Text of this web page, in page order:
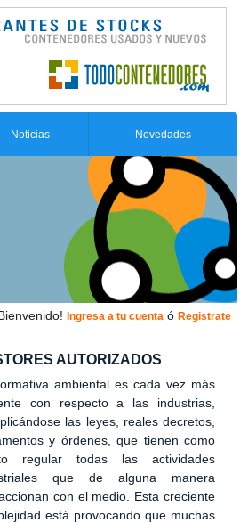
Noticias Novedades
Ingresa a tu cuenta ó Registrate
AUTORIZADOS
ambiental es cada vez más
con respecto a las industrias,
las leyes, reales decretos,
y órdenes, que tienen como
regular todas las actividades
que de alguna manera
con el medio. Esta creciente
está provocando que muchas